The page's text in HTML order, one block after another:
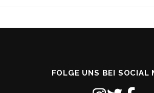
FOLGE UNS BEI SOCIAL